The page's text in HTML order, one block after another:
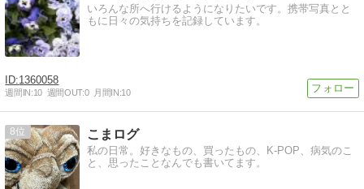
いろんな所へ行けるようになりたいです。携帯写真とと
もに日々の気持ちを記録しています。
1360058
週間IN:10 週間OUT:0 月間IN:10
8 こまログ
私の日常。好きなもの、買ったもの、K-POP、病気のこ
と、思ったことなんでも書いてます。